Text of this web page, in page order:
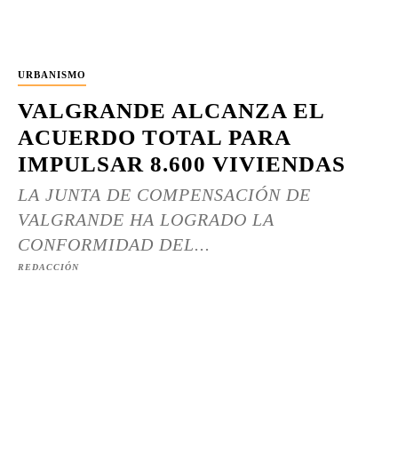
URBANISMO
VALGRANDE ALCANZA EL
ACUERDO TOTAL PARA
IMPULSAR 8.600 VIVIENDAS
LA JUNTA DE COMPENSACIÓN DE
VALGRANDE HA LOGRADO LA
CONFORMIDAD DEL...
REDACCIÓN